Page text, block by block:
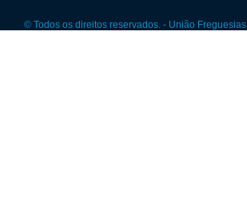
© Todos os direitos reservados. - União Freguesias